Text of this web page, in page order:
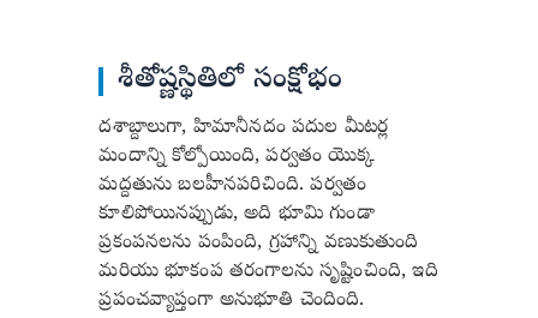
శీతోష్ణస్థితిలో సంక్షోభం
దశాబ్దాలుగా, హిమానీనదం పదుల మీటర్ల
మందాన్ని కోల్పోయింది, పర్వతం యొక్క
మద్దతును బలహీనపరిచింది. పర్వతం
కూలిపోయినప్పుడు, అది భూమి గుండా
ప్రకంపనలను పంపింది, గ్రహాన్ని వణుకుతుంది
మరియు భూకంప తరంగాలను సృష్టించింది, ఇది
ప్రపంచవ్యాప్తంగా అనుభూతి చెందింది.